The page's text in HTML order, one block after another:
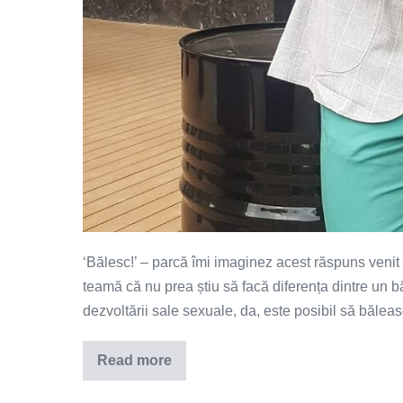
‘Bălesc!’ – parcă îmi imaginez acest răspuns
teamă că nu prea știu să facă diferența dintre un
dezvoltării sale sexuale, da, este posibil să
Read more
Ce
fac